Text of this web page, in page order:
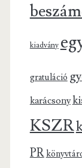
kiadvány
gratuláció
karácsony
KSZR
PR